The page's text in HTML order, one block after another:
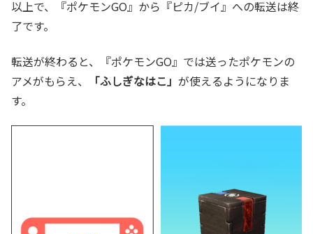
以上で、『ポケモンGO』から『ピカ/ブイ』への転送は終
了です。
転送が終わると、『ポケモンGO』では送ったポケモンの
アメがもらえ、
「ふしぎなはこ」 が使えるようになりま
す。